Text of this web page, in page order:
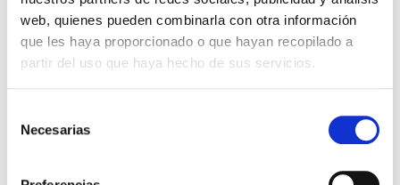
web, quienes pueden combinarla con otra información
que les haya proporcionado o que hayan recopilado a
partir del uso que haya hecho de sus servicios.
Necesarias
Iluminação exterior
Sevilla